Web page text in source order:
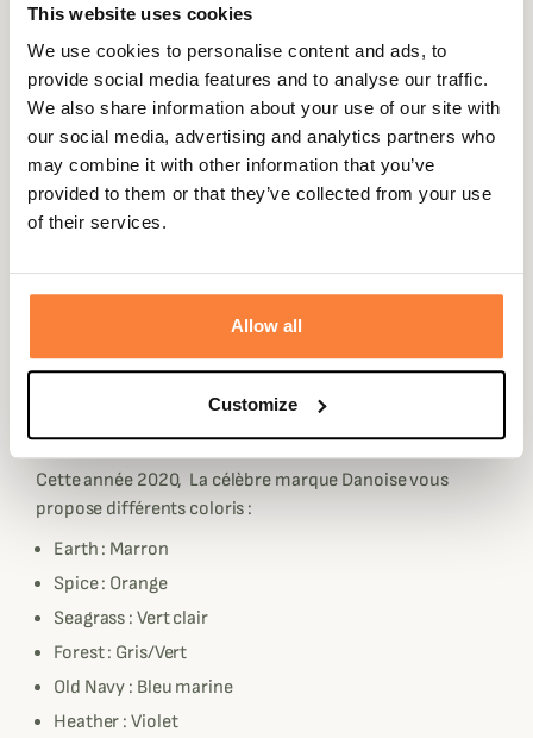
This website uses cookies
We use cookies to personalise content and ads, to
provide social media features and to analyse our traffic.
We also share information about your use of our site with
our social media, advertising and analytics partners who
may combine it with other information that you’ve
provided to them or that they’ve collected from your use
of their services.
Allow all
Customize
Beschrijving
Chaque année, Laksen vous propose une collection de
pull au col V prénommé Sussex. Idéal à porter au
quotidien ou encore à la chasse, ils vous donneront un
style élégant tout en vous garantissant un confort
maximal.
100 % en laine merino d'origine italienne qui est reconnu
pour être très douce. La laine merino a deux très grands
avantages, elle est à la fois chaude, ce qui rend le pull
Sussex idéal à porter en mi saison ou en période
respirante ce qui vous permettra de le porter à la chasse
ou lors de grandes balades.
Cette année 2020, La célèbre marque Danoise vous
propose différents coloris :
Earth : Marron
Spice : Orange
Seagrass : Vert clair
Forest : Gris/Vert
Old Navy : Bleu marine
Heather : Violet